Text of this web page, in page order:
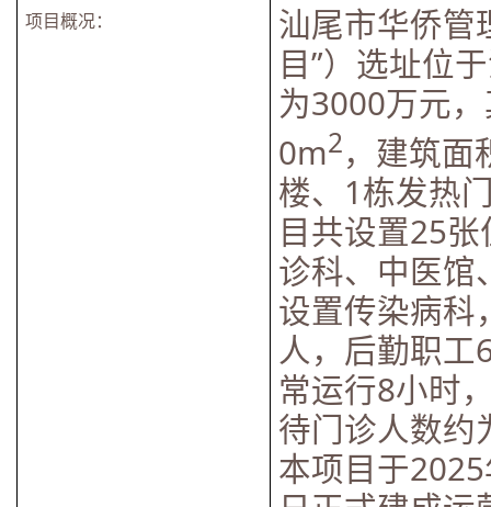
项目概况：
汕尾市华侨管
目”）选址位
为3000万元
0m2，建筑面
楼、1栋发热
目共设置25
诊科、中医馆
设置传染病科
人，后勤职工
常运行8小时
待门诊人数约
本项目于